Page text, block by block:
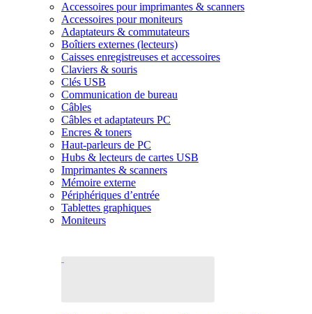
Accessoires pour imprimantes & scanners
Accessoires pour moniteurs
Adaptateurs & commutateurs
Boîtiers externes (lecteurs)
Caisses enregistreuses et accessoires
Claviers & souris
Clés USB
Communication de bureau
Câbles
Câbles et adaptateurs PC
Encres & toners
Haut-parleurs de PC
Hubs & lecteurs de cartes USB
Imprimantes & scanners
Mémoire externe
Périphériques d’entrée
Tablettes graphiques
Moniteurs